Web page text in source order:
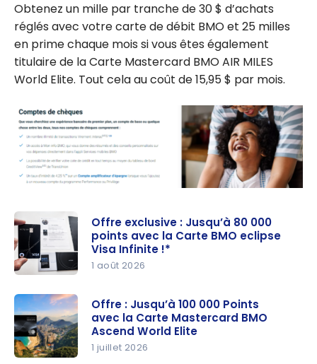
Obtenez un mille par tranche de 30 $ d’achats
réglés avec votre carte de débit BMO et 25 milles
en prime chaque mois si vous êtes également
titulaire de la Carte Mastercard BMO AIR MILES
World Elite. Tout cela au coût de 15,95 $ par mois.
exclusive :
Jusqu’à
80 000
points
Offre exclusive : Jusqu’à 80 000
points avec la Carte BMO eclipse
Visa Infinite !*
1 août 2026
Offre : Jusqu’à 100 000 Points
avec la Carte Mastercard BMO
Ascend World Elite
1 juillet 2026